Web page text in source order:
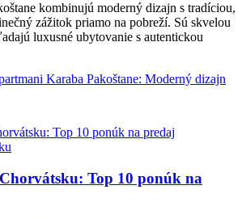
kombinujú moderný dizajn s tradíciou,
zážitok priamo na pobreží. Sú skvelou
luxusné ubytovanie s autentickou
Karaba Pakoštane: Moderný dizajn
Top 10 ponúk na